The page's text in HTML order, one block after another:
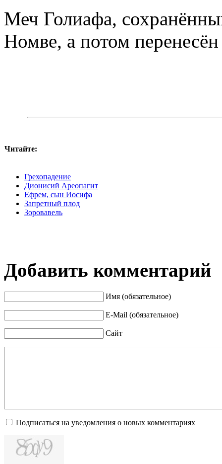
Меч Голиафа,
Номве, а потом
Читайте:
Грехопадение
Дионисий Ареопагит
Ефрем, сын Иосифа
Запретный плод
Зоровавель
Добавить комментарий
Имя (обязательное)
E-Mail (обязательное)
Сайт
Подписаться на уведомления о новых комментариях